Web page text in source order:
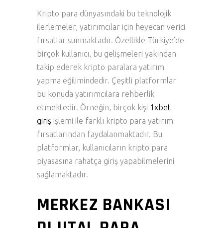
Kripto para dünyasındaki bu teknolojik
ilerlemeler, yatırımcılar için heyecan verici
fırsatlar sunmaktadır. Özellikle Türkiye’de
birçok kullanıcı, bu gelişmeleri yakından
takip ederek kripto paralara yatırım
yapma eğilimindedir. Çeşitli platformlar
bu konuda yatırımcılara rehberlik
etmektedir. Örneğin, birçok kişi 1xbet
giriş işlemi ile farklı kripto para yatırım
fırsatlarından faydalanmaktadır. Bu
platformlar, kullanıcıların kripto para
piyasasına rahatça giriş yapabilmelerini
sağlamaktadır.
MERKEZ BANKASI